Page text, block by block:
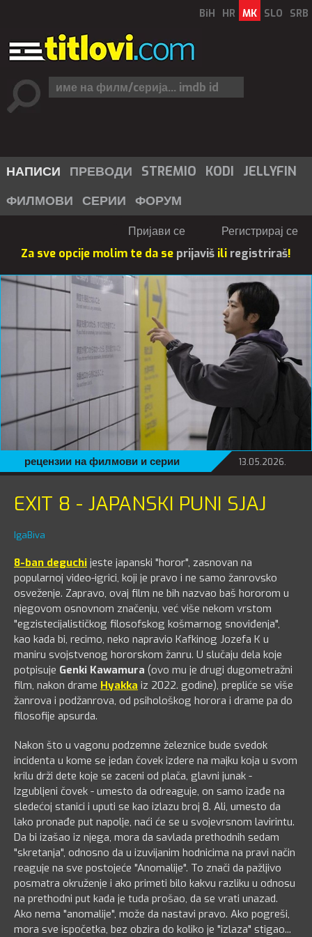
BiH HR MK SLO SRB
НАПИСИ ПРЕВОДИ STREMIO KODI
JELLYFIN
ФИЛМОВИ СЕРИИ ФОРУМ
Пријави се
Регистрирај се
Za sve opcije molim te da se prijaviš ili registriraš!
рецензии на филмови и серии 13.05.2026.
EXIT 8 - JAPANSKI PUNI SJAJ
IgaBiva
8-ban deguchi jeste japanski "horor", zasnovan na
popularnoj video-igrici, koji je pravo i ne samo žanrovsko
osveženje. Zapravo, ovaj film ne bih nazvao baš hororom u
njegovom osnovnom značenju, već više nekom vrstom
"egzistecijalističkog filosofskog košmarnog snoviđenja",
kao kada bi, recimo, neko napravio Kafkinog Jozefa K u
maniru svojstvenog hororskom žanru. U slučaju dela koje
potpisuje Genki Kawamura (ovo mu je drugi dugometražni
film, nakon drame Hyakka iz 2022. godine), prepliće se više
žanrova i podžanrova, od psihološkog horora i drame pa do
filosofije apsurda.
Nakon što u vagonu podzemne železnice bude svedok
incidenta u kome se jedan čovek izdere na majku koja u svom
krilu drži dete koje se zaceni od plača, glavni junak -
Izgubljeni čovek - umesto da odreaguje, on samo izađe na
sledećoj stanici i uputi se kao izlazu broj 8. Ali, umesto da
lako pronađe put napolje, naći će se u svojevrsnom lavirintu.
Da bi izašao iz njega, mora da savlada prethodnih sedam
"skretanja", odnosno da u izuvijanim hodnicima na pravi način
reaguje na sve postojeće "Anomalije". To znači da pažljivo
posmatra okruženje i ako primeti bilo kakvu razliku u odnosu
na prethodni put kada je tuda prošao, da se vrati unazad.
Ako nema "anomalije", može da nastavi pravo. Ako pogreši,
mora sve ispočetka, bez obzira do koliko je "izlaza" stigao...